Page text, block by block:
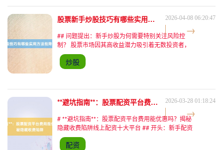
股票新手炒股技巧有哪些实用方法能降低投资风险？ 2026-04-08 06:20:47
## 问题提出：新手炒股为何需要特别关注风险控
制？ 股票市场因其高收益潜力吸引着无数投资者，
但对新手而言，这里更像是一个充满不确定性的"资
金博弈场"。数据显示，A股市场中超过70%的个人投
资者长期处于
炒股
**避坑指南**：股票配资平台费用能优惠吗？揭秘隐藏收费陷阱 2026-03-28 01:18:24
# **避坑指南**：股票配资平台费用能优惠吗？揭秘
隐藏收费陷阱线上配资十大平台 ## 开头：新手配资
的"甜蜜陷阱"——当优惠承诺变成债务黑洞 2023年3
月，广州股民张先生在某配资平台看到"开户即送
配资